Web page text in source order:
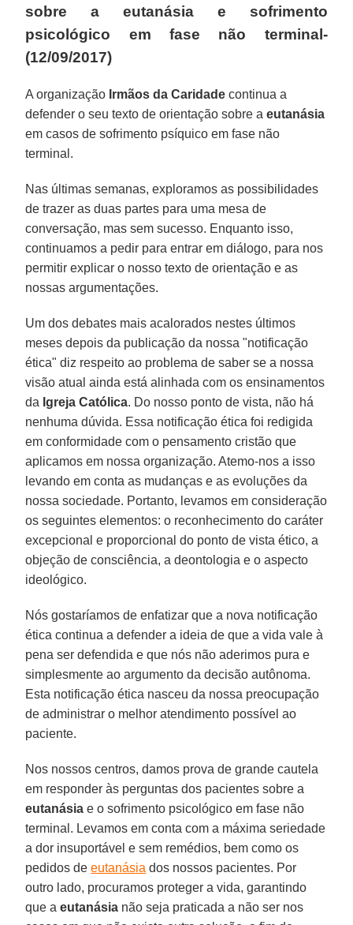
sobre a eutanásia e sofrimento
psicológico em fase não terminal-
(12/09/2017)
A organização Irmãos da Caridade continua a
defender o seu texto de orientação sobre aeutanásia
em casos de sofrimento psíquico em fase não
terminal.
Nas últimas semanas, exploramos as possibilidades
de trazer as duas partes para uma mesa de
conversação, mas sem sucesso. Enquanto isso,
continuamos a pedir para entrar em diálogo, para nos
permitir explicar o nosso texto de orientação e as
nossas argumentações.
Um dos debates mais acalorados nestes últimos
meses depois da publicação da nossa "notificação
ética" diz respeito ao problema de saber se a nossa
visão atual ainda está alinhada com os ensinamentos
da Igreja Católica. Do nosso ponto de vista, não há
nenhuma dúvida. Essa notificação ética foi redigida
em conformidade com o pensamento cristão que
aplicamos em nossa organização. Atemo-nos a isso
levando em conta as mudanças e as evoluções da
nossa sociedade. Portanto, levamos em consideração
os seguintes elementos: o reconhecimento do caráter
excepcional e proporcional do ponto de vista ético, a
objeção de consciência, a deontologia e o aspecto
ideológico.
Nós gostaríamos de enfatizar que a nova notificação
ética continua a defender a ideia de que a vida vale à
pena ser defendida e que nós não aderimos pura e
simplesmente ao argumento da decisão autônoma.
Esta notificação ética nasceu da nossa preocupação
de administrar o melhor atendimento possível ao
paciente.
Nos nossos centros, damos prova de grande cautela
em responder às perguntas dos pacientes sobre a
eutanásia e o sofrimento psicológico em fase não
terminal. Levamos em conta com a máxima seriedade
a dor insuportável e sem remédios, bem como os
pedidos deeutanásia dos nossos pacientes. Por
outro lado, procuramos proteger a vida, garantindo
que aeutanásia não seja praticada a não ser nos